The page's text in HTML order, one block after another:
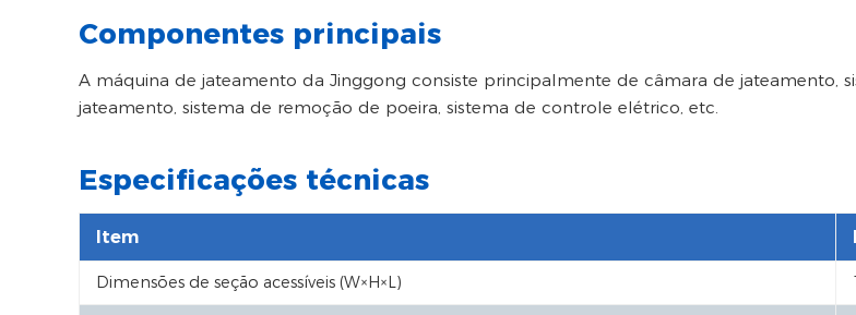
Componentes principais
A máquina de jateamento da Jinggong consiste principalmente de câmara de jateamento,
jateamento, sistema de remoção de poeira, sistema de controle elétrico, etc.
Especificações técnicas
Item
Dimensões de seção acessíveis (W×H×L)